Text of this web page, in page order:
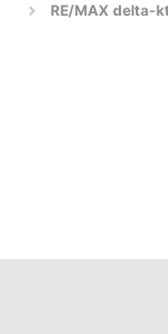
RE/MAX delta-